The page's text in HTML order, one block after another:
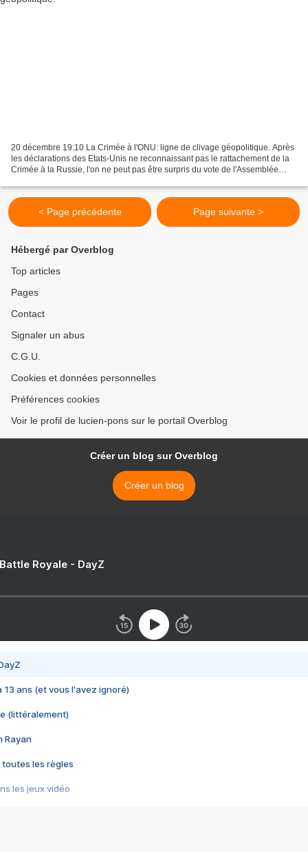
20 décembre 19:10 La Crimée à l'ONU: ligne de clivage géopolitique. Après
les déclarations des Etats-Unis ne reconnaissant pas le rattachement de la
Crimée à la Russie, l'on ne peut pas être surpris du vote de l'Assemblée
< Page précédente Page suivante >
Hébergé par Overblog
Top articles
Pages
Contact
Signaler un abus
C.G.U.
Cookies et données personnelles
Préférences cookies
Voir le profil de lucien-pons sur le portail Overblog
Créer un blog sur Overblog
Créer un blog
Royale - DayZ
13 ans (et vous l'avez ignoré)
(littéralement)
Rayan
toutes les règles
les jeux vidéo